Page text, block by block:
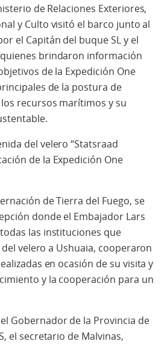
de Relaciones Exteriores,
y Culto visitó el barco junto al
el Capitán del buque SL y el
brindaron información
de la Expedición One
de la postura de
recursos marítimos y su
del velero “Statsraad
de la Expedición One
de Tierra del Fuego, se
donde el Embajador Lars
las instituciones que
velero a Ushuaia, cooperaron
en ocasión de su visita y
y la cooperación para un
Gobernador de la Provincia de
el secretario de Malvinas,